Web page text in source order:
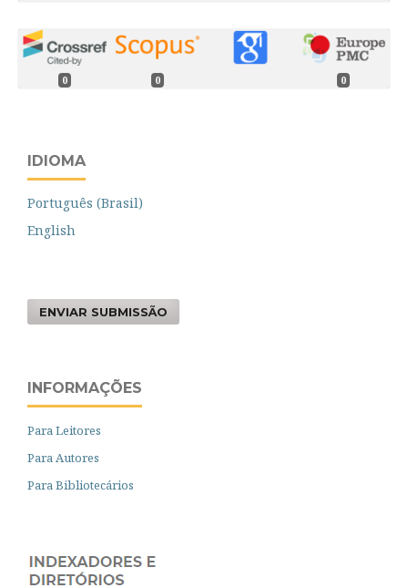
0 0 0
IDIOMA
Português (Brasil)
English
ENVIAR SUBMISSÃO
INFORMAÇÕES
Para Leitores
Para Autores
Para Bibliotecários